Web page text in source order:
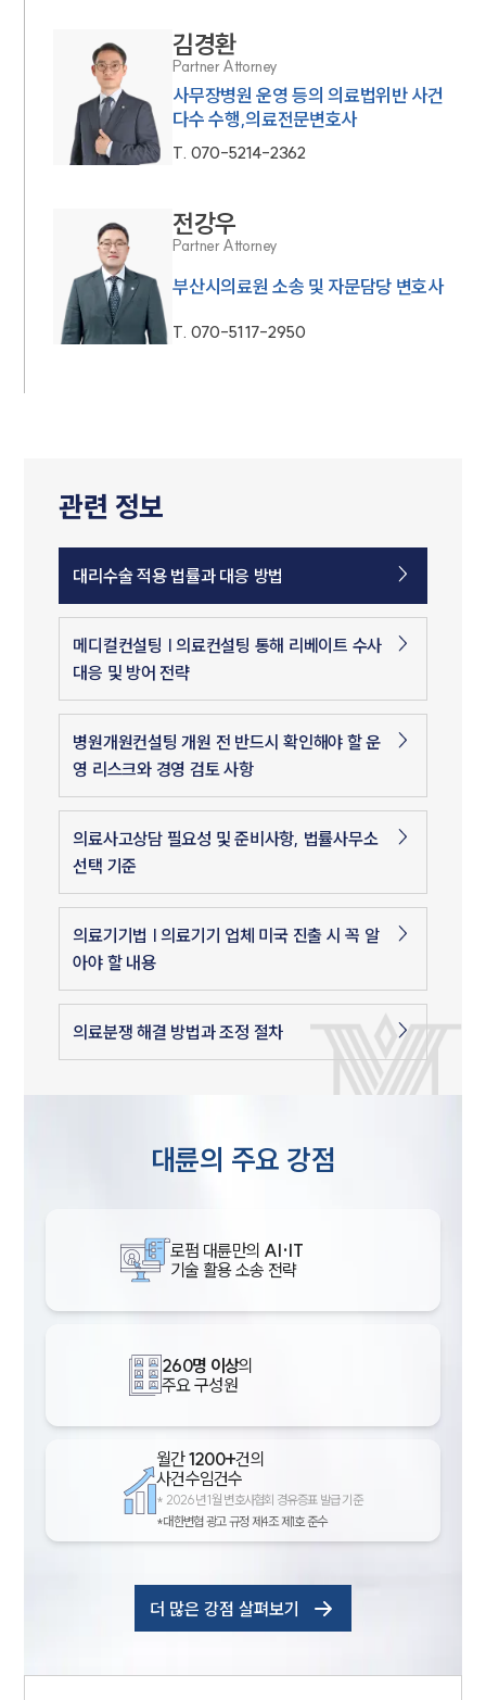
김경환
Partner Attorney
사무장병원 운영 등의 의료법위반 사건
다수 수행,의료전문변호사
T. 070-5214-2362
전강우
Partner Attorney
부산시의료원 소송 및 자문담당 변호사
T. 070-5117-2950
관련 정보
대리수술 적용 법률과 대응 방법
메디컬컨설팅 | 의료컨설팅 통해 리베이트 수사
대응 및 방어 전략
병원개원컨설팅 개원 전 반드시 확인해야 할 운
영 리스크와 경영 검토 사항
의료사고상담 필요성 및 준비사항, 법률사무소
선택 기준
의료기기법 | 의료기기 업체 미국 진출 시 꼭 알
아야 할 내용
의료분쟁 해결 방법과 조정 절차
대륜의 주요 강점
로펌 대륜만의 AI·IT
기술 활용 소송 전략
260명 이상의
주요 구성원
월간1200+건의
사건수임건수
* 2026년 1월 변호사협회 경유증표 발급 기준
*대한변협 광고 규정 제4조 제1호 준수
더 많은 강점 살펴보기